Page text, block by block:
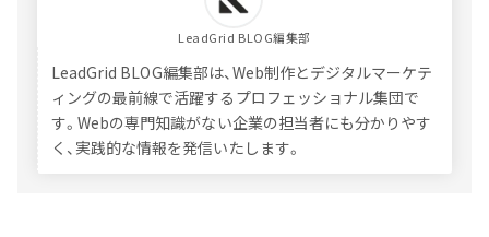
LeadGrid BLOG編集部
LeadGrid BLOG編集部は、Web制作とデジタルマーケテ
ィングの最前線で活躍するプロフェッショナル集団で
す。Webの専門知識がない企業の担当者にも分かりやす
く、実践的な情報を発信いたします。